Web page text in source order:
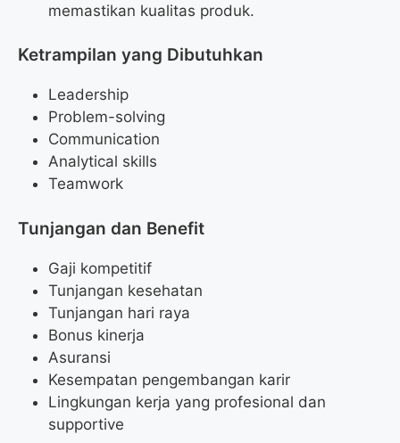
memastikan kualitas produk.
Ketrampilan yang Dibutuhkan
Leadership
Problem-solving
Communication
Analytical skills
Teamwork
Tunjangan dan Benefit
Gaji kompetitif
Tunjangan kesehatan
Tunjangan hari raya
Bonus kinerja
Asuransi
Kesempatan pengembangan karir
Lingkungan kerja yang profesional dan
supportive